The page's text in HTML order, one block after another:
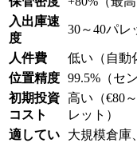
入出庫速
度
30～40パレ
人件費
低い（自動
位置精度 99.5%（セ
初期投資
コスト
高い（€80
レット）
適してい
大規模倉庫